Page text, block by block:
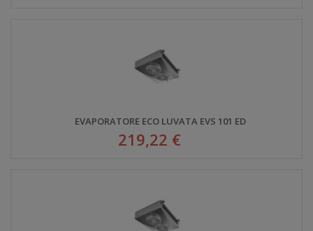
EVAPORATORE ECO LUVATA EVS 101 ED
219,22 €